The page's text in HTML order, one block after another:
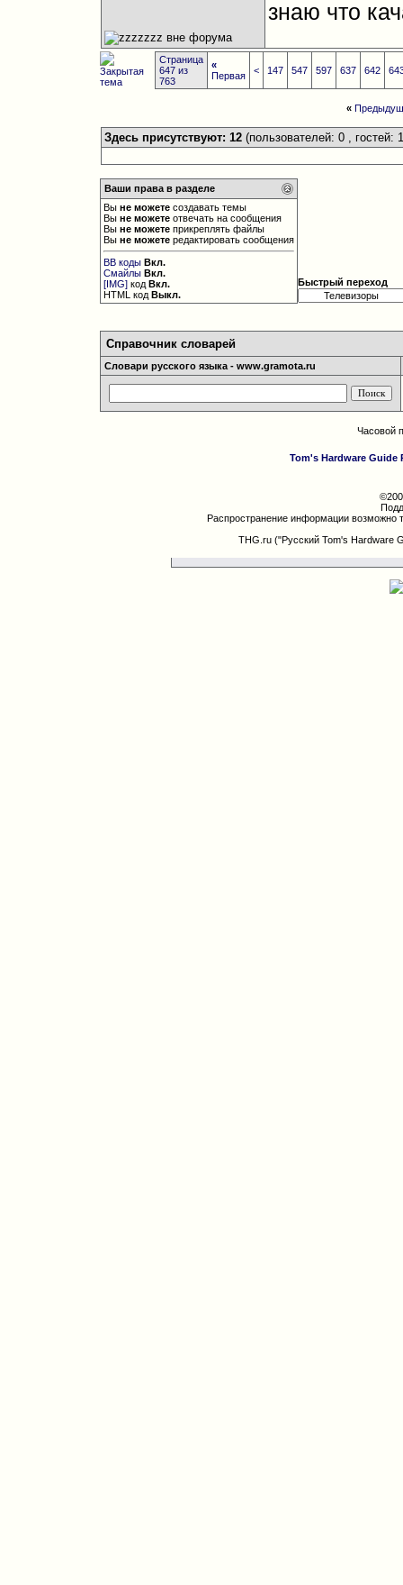
знаю что
Страница
647 из
763
«
Первая
< 147 547 597 637 642
«
Здесь присутствуют: 12 (пользователей: 0 , гостей:
Ваши права в разделе
Выне можете создавать темы
Выне можете отвечать на сообщения
Выне можете прикреплять файлы
Выне можете редактировать сообщения
BB коды Вкл.
Смайлы Вкл.
[IMG] кодВкл.
HTML кодВыкл.
Быстрый переход
Справочник словарей
Словари русского языка - www.gramota.ru
Часовой
Tom's Hardware Guide
Распространение информации возможно
THG.ru ("Русский Tom's Hardware